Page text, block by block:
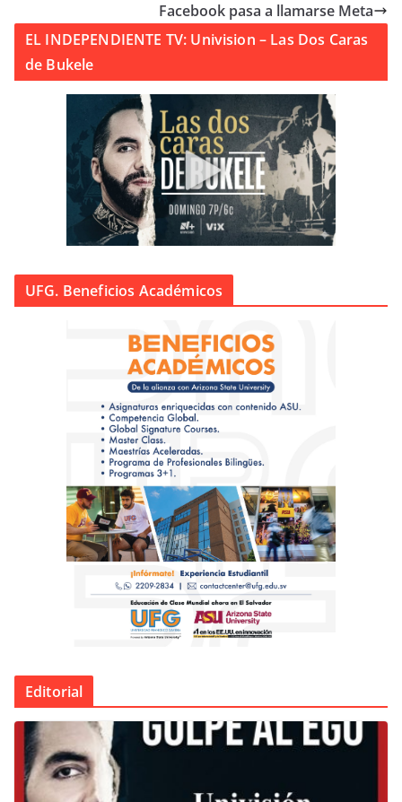
Facebook pasa a llamarse Meta
EL INDEPENDIENTE TV: Univision – Las Dos Caras
de Bukele
UFG. Beneficios Académicos
Editorial